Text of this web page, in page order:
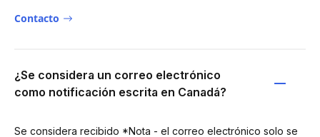
Contacto
¿Se considera un correo electrónico
como notificación escrita en Canadá?
Se considera recibido *Nota - el correo electrónico solo se